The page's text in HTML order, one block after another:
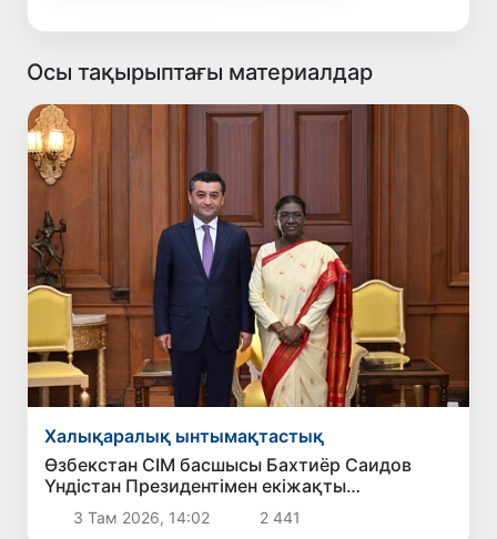
Осы тақырыптағы материалдар
Халықаралық ынтымақтастық
Өзбекстан СІМ басшысы Бахтиёр Саидов
Үндістан Президентімен екіжақты
байланыстарды нығайту мәселелерін
талқылады
3 Там 2026, 14:02 2 441